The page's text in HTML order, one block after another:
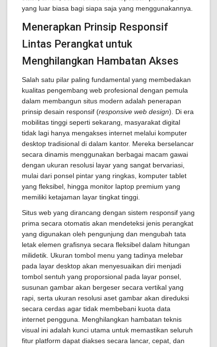
yang luar biasa bagi siapa saja yang menggunakannya.
Menerapkan Prinsip Responsif
Lintas Perangkat untuk
Menghilangkan Hambatan Akses
Salah satu pilar paling fundamental yang membedakan
kualitas pengembang web profesional dengan pemula
dalam membangun situs modern adalah penerapan
prinsip desain responsif (responsive web design). Di era
mobilitas tinggi seperti sekarang, masyarakat digital
tidak lagi hanya mengakses internet melalui komputer
desktop tradisional di dalam kantor. Mereka berselancar
secara dinamis menggunakan berbagai macam gawai
dengan ukuran resolusi layar yang sangat bervariasi,
mulai dari ponsel pintar yang ringkas, komputer tablet
yang fleksibel, hingga monitor laptop premium yang
memiliki ketajaman layar tingkat tinggi.
Situs web yang dirancang dengan sistem responsif yang
prima secara otomatis akan mendeteksi jenis perangkat
yang digunakan oleh pengunjung dan mengubah tata
letak elemen grafisnya secara fleksibel dalam hitungan
milidetik. Ukuran tombol menu yang tadinya melebar
pada layar desktop akan menyesuaikan diri menjadi
tombol sentuh yang proporsional pada layar ponsel,
susunan gambar akan bergeser secara vertikal yang
rapi, serta ukuran resolusi aset gambar akan direduksi
secara cerdas agar tidak membebani kuota data
internet pengguna. Menghilangkan hambatan teknis
visual ini adalah kunci utama untuk memastikan seluruh
fitur platform dapat diakses secara lancar, cepat, dan